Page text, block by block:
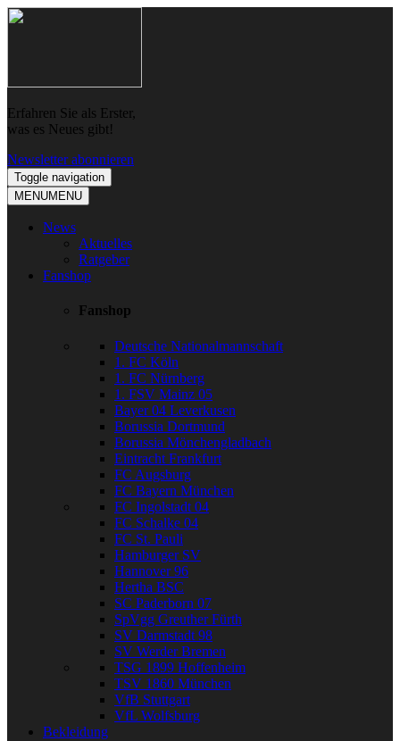
Skip
Skip
Erfahren Sie als Erster,
was es Neues gibt!
Newsletter abonnieren
Toggle navigation
MENUMENU
News
Aktuelles
Ratgeber
Fanshop
Fanshop
Deutsche Nationalmannschaft
1. FC Köln
1. FC Nürnberg
1. FSV Mainz 05
Bayer 04 Leverkusen
Borussia Dortmund
Borussia Mönchengladbach
Eintracht Frankfurt
FC Augsburg
FC Bayern München
FC Ingolstadt 04
FC Schalke 04
FC St. Pauli
Hamburger SV
Hannover 96
Hertha BSC
SC Paderborn 07
SpVgg Greuther Fürth
SV Darmstadt 98
SV Werder Bremen
TSG 1899 Hoffenheim
TSV 1860 München
VfB Stuttgart
VfL Wolfsburg
Bekleidung